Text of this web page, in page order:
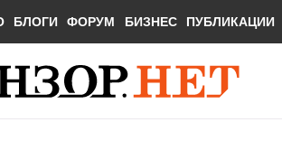
БЛОГИ ФОРУМ БИЗНЕС ПУБЛИКАЦИИ